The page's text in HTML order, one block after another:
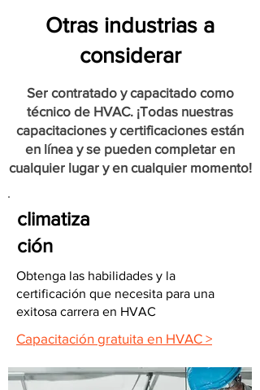
Otras industrias a
considerar
Ser contratado y capacitado como
técnico de HVAC. ¡Todas nuestras
capacitaciones y certificaciones están
en línea y se pueden completar en
cualquier lugar y en cualquier momento!
climatiza
ción
Obtenga las habilidades y la
certificación que necesita para una
exitosa carrera en HVAC
Capacitación gratuita en HVAC >